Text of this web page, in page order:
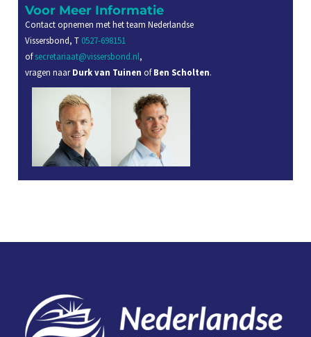
Voor Meer Informatie
Contact opnemen met het team Nederlandse
Vissersbond, T 0527-698151
ofsecretariaat@vissersbond.nl,
vragen naarDurk van Tuinen ofBen Scholten.